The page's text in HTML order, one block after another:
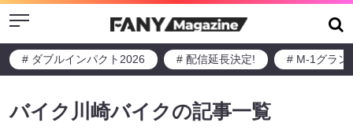
Menu
# ダブルインパクト2026 # 配信延長決定! # M-1グラン
バイク川崎バイクの記事一覧